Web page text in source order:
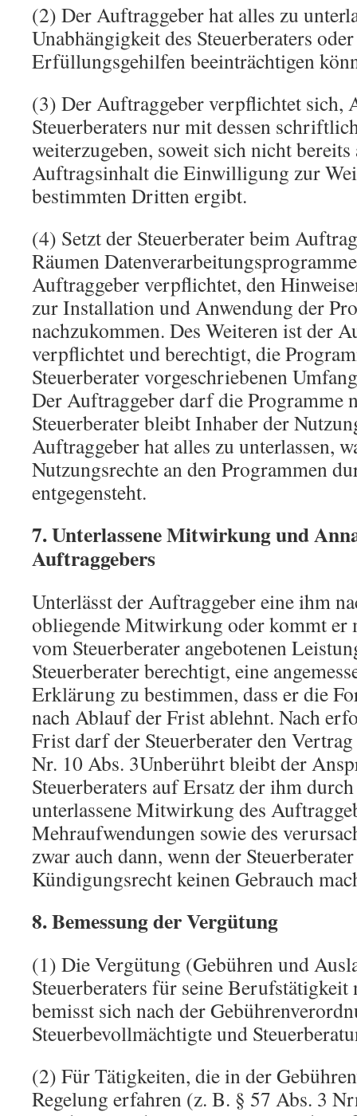
(2) Der Auftraggeber hat alles zu
Unabhängigkeit des Steuerberaters
Erfüllungsgehilfen beeinträchtigen
(3) Der Auftraggeber verpflichtet sich,
Steuerberaters nur mit dessen
weiterzugeben, soweit sich nicht bereits
Auftragsinhalt die Einwilligung zur
bestimmten Dritten ergibt.
(4) Setzt der Steuerberater beim
Räumen
Auftraggeber verpflichtet, den
zur Installation und Anwendung der
nachzukommen. Des Weiteren ist der
verpflichtet und berechtigt, die
Steuerberater vorgeschriebenen
Der Auftraggeber darf die Programme
Steuerberater bleibt Inhaber der
Auftraggeber hat alles zu unterlassen,
Nutzungsrechte an den Programmen
entgegensteht.
7. Unterlassene Mitwirkung und
Auftraggebers
Unterlässt der Auftraggeber eine ihm
obliegende Mitwirkung oder kommt er
vom Steuerberater angebotenen
Steuerberater berechtigt, eine
Erklärung zu bestimmen, dass er die
nach Ablauf der Frist ablehnt. Nach
Frist darf der Steuerberater den
Nr. 10 Abs. 3Unberührt bleibt der
Steuerberaters auf Ersatz der ihm
unterlassene Mitwirkung des
Mehraufwendungen sowie des
zwar auch dann, wenn der
Kündigungsrecht keinen Gebrauch
8. Bemessung der Vergütung
(1) Die Vergütung (Gebühren und
Steuerberaters für seine Berufstätigkeit
bemisst sich nach der
Steuerbevollmächtigte und
(2) Für Tätigkeiten, die in der
Regelung erfahren (z. B. § 57 Abs. 3